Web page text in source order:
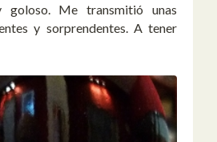
goloso. Me transmitió unas
y sorprendentes. A tener